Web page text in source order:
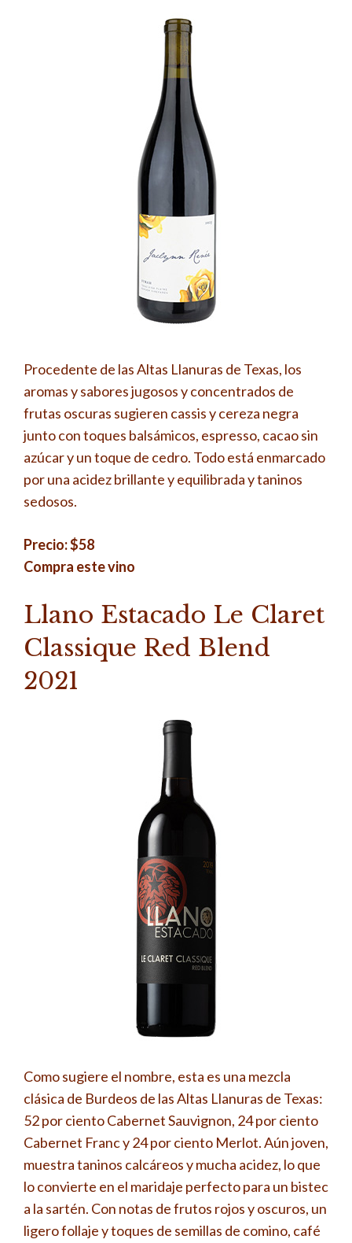
Procedente de las Altas Llanuras de Texas, los
aromas y sabores jugosos y concentrados de
frutas oscuras sugieren cassis y cereza negra
junto con toques balsámicos, espresso, cacao sin
azúcar y un toque de cedro. Todo está enmarcado
por una acidez brillante y equilibrada y taninos
sedosos.
Precio: $58
Compra este vino
Llano Estacado Le Claret
Classique Red Blend
2021
Como sugiere el nombre, esta es una mezcla
clásica de Burdeos de las Altas Llanuras de Texas:
52 por ciento Cabernet Sauvignon, 24 por ciento
Cabernet Franc y 24 por ciento Merlot. Aún joven,
muestra taninos calcáreos y mucha acidez, lo que
lo convierte en el maridaje perfecto para un bistec
a la sartén. Con notas de frutos rojos y oscuros, un
ligero follaje y toques de semillas de comino, café